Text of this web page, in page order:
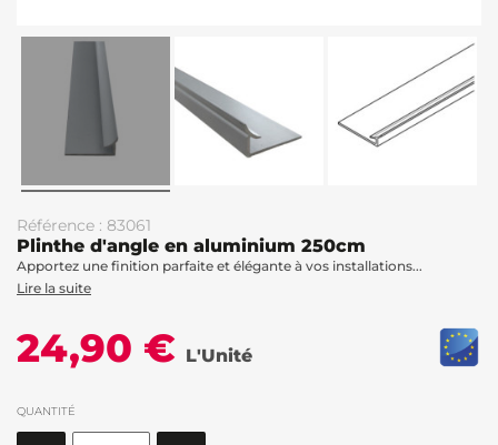
Référence : 83061
Plinthe d'angle en aluminium 250cm
Apportez une finition parfaite et élégante à vos installations...
Lire la suite
24,90 € L'Unité
QUANTITÉ